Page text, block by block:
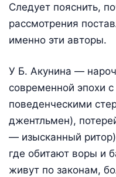
Следует пояснить,
рассмотрения
именно эти авторы.
У Б. Акунина —
современной эпохи
поведенческими
джентльмен),
— изысканный
где обитают воры и
живут по законам,